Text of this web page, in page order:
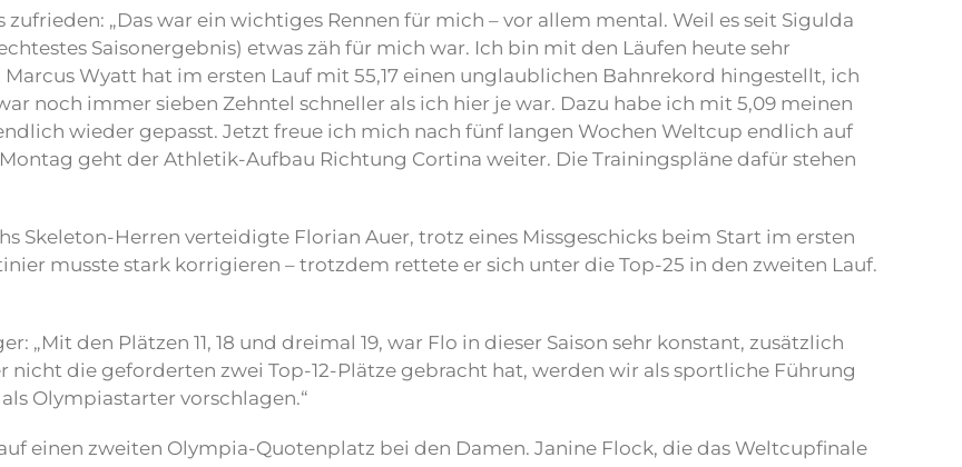
„Das war ein wichtiges Rennen für mich – vor allem mental. Weil es seit Sigulda
Saisonergebnis) etwas zäh für mich war. Ich bin mit den Läufen heute sehr
Wyatt hat im ersten Lauf mit 55,17 einen unglaublichen Bahnrekord hingestellt, ich
noch immer sieben Zehntel schneller als ich hier je war. Dazu habe ich mit 5,09 meinen
wieder gepasst. Jetzt freue ich mich nach fünf langen Wochen Weltcup endlich auf
geht der Athletik-Aufbau Richtung Cortina weiter. Die Trainingspläne dafür stehen
Skeleton-Herren verteidigte Florian Auer, trotz eines Missgeschicks beim Start im ersten
musste stark korrigieren – trotzdem rettete er sich unter die Top-25 in den zweiten Lauf.
„Mit den Plätzen 11, 18 und dreimal 19, war Flo in dieser Saison sehr konstant, zusätzlich
nicht die geforderten zwei Top-12-Plätze gebracht hat, werden wir als sportliche Führung
Olympiastarter vorschlagen.“
einen zweiten Olympia-Quotenplatz bei den Damen. Janine Flock, die das Weltcupfinale